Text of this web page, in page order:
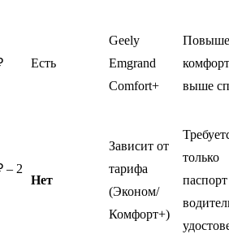
Есть
Geely
Emgrand
Comfort+
выше
– 2
Нет
Зависит от
тарифа
(Эконом/
Комфорт+)
только